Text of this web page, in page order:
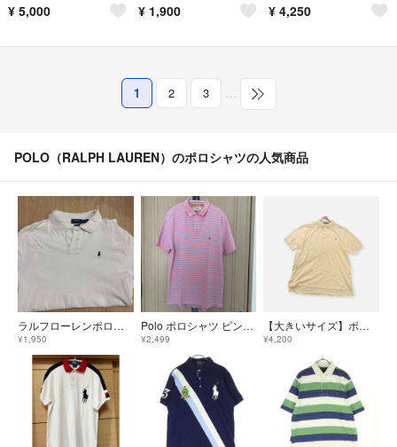
¥ 5,000 ¥ 1,900 ¥ 4,250
1 2 3 …
POLO（RALPH LAUREN）のポロシャツの人気商品
ラルフローレンポロシャツ
¥1,950
Polo ポロシャツ ピンク アメリカ製 国旗
¥2,499
【大きいサイズ】ポロバイラルフローレン 半袖ポロシャツ 黄 2XL
¥4,200